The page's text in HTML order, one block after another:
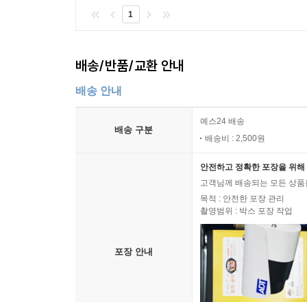
1
배송/반품/교환 안내
배송 안내
배송 구분
예스24 배송
배송비 : 2,500원
포장 안내
안전하고 정확한 포장을 위
고객님께 배송되는 모든 상
목적 : 안전한 포장 관리
촬영범위 : 박스 포장 작업